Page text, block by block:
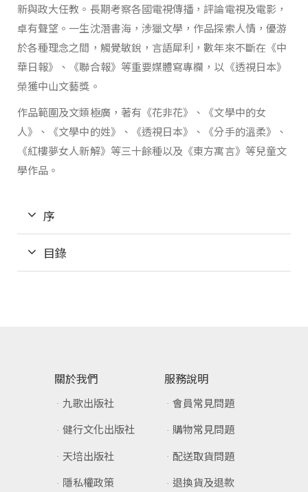
新與政大任教。長期考察各國電視傳播，評論電視及電影，
卓有聲望。一生沈潛書海，涉獵文學，作品探索人情，優游
於各種理念之間，觸覺敏銳，言語犀利，數年來不斷在《中
華日報》、《聯合報》等重要媒體寫專欄，以《透視日本》
榮獲中山文藝獎。
作品範圍及文類極廣，著有《花非花》、《文學中的女
人》、《文學中的姓》、《透視日本》、《分手的溫柔》、
《紅樓夢女人新解》等三十餘種以及《東方寓言》等兒童文
學作品。
序
目錄
關於我們
九歌出版社
健行文化出版社
天培出版社
隱私權政策
服務說明
會員常見問題
購物常見問題
配送取貨問題
退換貨及退款